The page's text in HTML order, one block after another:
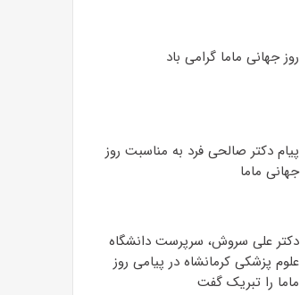
روز جهانی ماما گرامی باد
پیام دکتر صالحی فرد به مناسبت روز
جهانی ماما
دکتر علی سروش، سرپرست دانشگاه
علوم پزشکی کرمانشاه در پیامی روز
ماما را تبریک گفت